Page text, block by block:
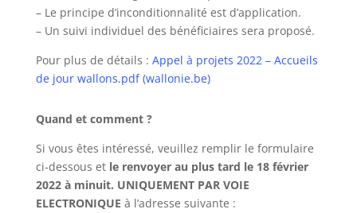
– Le principe d’inconditionnalité est d’application.
– Un suivi individuel des bénéficiaires sera proposé.
Pour plus de détails : Appel à projets 2022 – Accueils
de jour wallons.pdf (wallonie.be)
Quand et comment ?
Si vous êtes intéressé, veuillez remplir le formulaire
ci-dessous et le renvoyer au plus tard le 18 février
2022 à minuit. UNIQUEMENT PAR VOIE
ELECTRONIQUE à l’adresse suivante :